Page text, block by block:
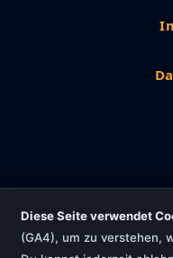
Diese Seite verwendet
(GA4), um zu verstehen,